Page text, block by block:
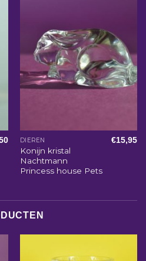
DIEREN
Konijn kristal
Nachtmann
Princess house Pets
€15,95